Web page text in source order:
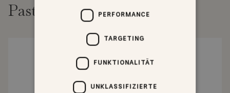
Past goed bij PERFORMANCE
TARGETING
FUNKTIONALITÄT
UNKLASSIFIZIERTE